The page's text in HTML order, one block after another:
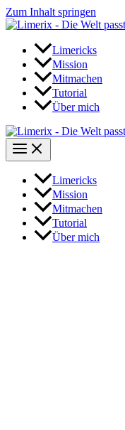
Zum Inhalt springen
Limericks
Mission
Mitmachen
Tutorial
Über mich
Limericks
Mission
Mitmachen
Tutorial
Über mich